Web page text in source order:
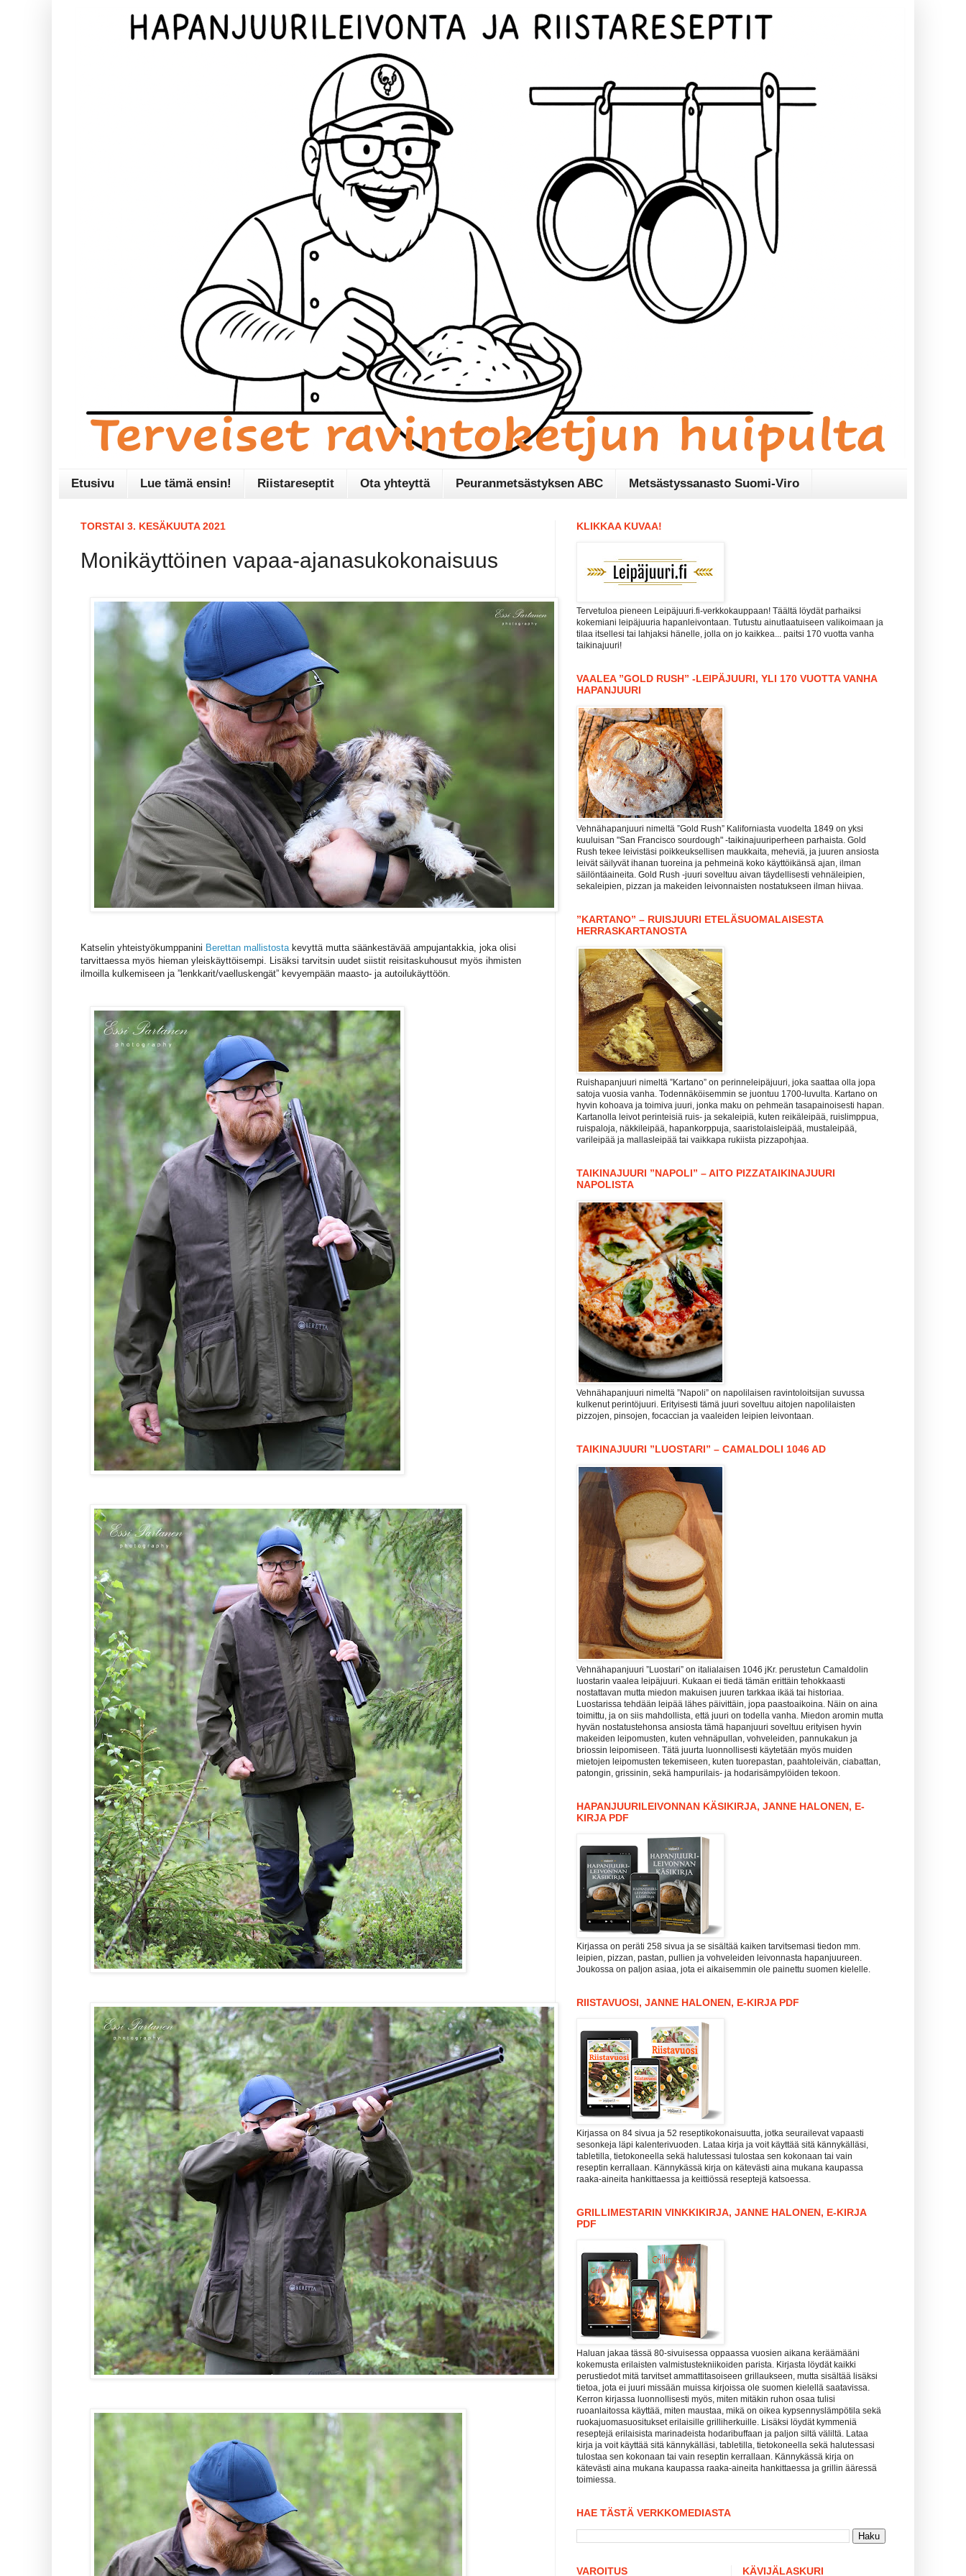
Etusivu Lue tämä ensin! Riistareseptit Ota yhteyttä Peuranmetsästyksen ABC Metsästyssanasto Suomi-Viro
TORSTAI 3. KESÄKUUTA 2021
Monikäyttöinen vapaa-ajanasukokonaisuus
Katselin yhteistyökumppanini Berettan mallistostakevyttä mutta säänkestävää ampujantakkia, joka olisi
tarvittaessa myös hieman yleiskäyttöisempi. Lisäksi tarvitsin uudet siistit reisitaskuhousut myös ihmisten
ilmoilla kulkemiseen ja ”lenkkarit/vaelluskengät” kevyempään maasto- ja autoilukäyttöön.
KLIKKAA KUVAA!
Tervetuloa pieneen Leipäjuuri.fi-verkkokauppaan! Täältä löydät parhaiksi
kokemiani leipäjuuria hapanleivontaan. Tutustu ainutlaatuiseen valikoimaan ja
tilaa itsellesi tai lahjaksi hänelle, jolla on jo kaikkea... paitsi 170 vuotta vanha
taikinajuuri!
VAALEA ”GOLD RUSH” -LEIPÄJUURI, YLI 170 VUOTTA VANHA
HAPANJUURI
Vehnähapanjuuri nimeltä ”Gold Rush” Kaliforniasta vuodelta 1849 on yksi
kuuluisan "San Francisco sourdough" -taikinajuuriperheen parhaista. Gold
Rush tekee leivistäsi poikkeuksellisen maukkaita, meheviä, ja juuren ansiosta
leivät säilyvät ihanan tuoreina ja pehmeinä koko käyttöikänsä ajan, ilman
säilöntäaineita. Gold Rush -juuri soveltuu aivan täydellisesti vehnäleipien,
sekaleipien, pizzan ja makeiden leivonnaisten nostatukseen ilman hiivaa.
”KARTANO” – RUISJUURI ETELÄSUOMALAISESTA
HERRASKARTANOSTA
Ruishapanjuuri nimeltä ”Kartano” on perinneleipäjuuri, joka saattaa olla jopa
satoja vuosia vanha. Todennäköisemmin se juontuu 1700-luvulta. Kartano on
hyvin kohoava ja toimiva juuri, jonka maku on pehmeän tasapainoisesti hapan.
Kartanolla leivot perinteisiä ruis- ja sekaleipiä, kuten reikäleipää, ruislimppua,
ruispaloja, näkkileipää, hapankorppuja, saaristolaisleipää, mustaleipää,
varileipää ja mallasleipää tai vaikkapa rukiista pizzapohjaa.
TAIKINAJUURI ”NAPOLI” – AITO PIZZATAIKINAJUURI
NAPOLISTA
Vehnähapanjuuri nimeltä ”Napoli” on napolilaisen ravintoloitsijan suvussa
kulkenut perintöjuuri. Erityisesti tämä juuri soveltuu aitojen napolilaisten
pizzojen, pinsojen, focaccian ja vaaleiden leipien leivontaan.
TAIKINAJUURI ”LUOSTARI” – CAMALDOLI 1046 AD
Vehnähapanjuuri ”Luostari” on italialaisen 1046 jKr. perustetun Camaldolin
luostarin vaalea leipäjuuri. Kukaan ei tiedä tämän erittäin tehokkaasti
nostattavan mutta miedon makuisen juuren tarkkaa ikää tai historiaa.
Luostarissa tehdään leipää lähes päivittäin, jopa paastoaikoina. Näin on aina
toimittu, ja on siis mahdollista, että juuri on todella vanha. Miedon aromin mutta
hyvän nostatustehonsa ansiosta tämä hapanjuuri soveltuu erityisen hyvin
makeiden leipomusten, kuten vehnäpullan, vohveleiden, pannukakun ja
briossin leipomiseen. Tätä juurta luonnollisesti käytetään myös muiden
mietojen leipomusten tekemiseen, kuten tuorepastan, paahtoleivän, ciabattan,
patongin, grissinin, sekä hampurilais- ja hodarisämpylöiden tekoon.
HAPANJUURILEIVONNAN KÄSIKIRJA, JANNE HALONEN, E-
KIRJA PDF
Kirjassa on peräti 258 sivua ja se sisältää kaiken tarvitsemasi tiedon mm.
leipien, pizzan, pastan, pullien ja vohveleiden leivonnasta hapanjuureen.
Joukossa on paljon asiaa, jota ei aikaisemmin ole painettu suomen kielelle.
RIISTAVUOSI, JANNE HALONEN, E-KIRJA PDF
Kirjassa on 84 sivua ja 52 reseptikokonaisuutta, jotka seurailevat vapaasti
sesonkeja läpi kalenterivuoden. Lataa kirja ja voit käyttää sitä kännykälläsi,
tabletilla, tietokoneella sekä halutessasi tulostaa sen kokonaan tai vain
reseptin kerrallaan. Kännykässä kirja on kätevästi aina mukana kaupassa
raaka-aineita hankittaessa ja keittiössä reseptejä katsoessa.
GRILLIMESTARIN VINKKIKIRJA, JANNE HALONEN, E-KIRJA
PDF
Haluan jakaa tässä 80-sivuisessa oppaassa vuosien aikana keräämääni
kokemusta erilaisten valmistustekniikoiden parista. Kirjasta löydät kaikki
perustiedot mitä tarvitset ammattitasoiseen grillaukseen, mutta sisältää lisäksi
tietoa, jota ei juuri missään muissa kirjoissa ole suomen kielellä saatavissa.
Kerron kirjassa luonnollisesti myös, miten mitäkin ruhon osaa tulisi
ruoanlaitossa käyttää, miten maustaa, mikä on oikea kypsennyslämpötila sekä
ruokajuomasuositukset erilaisille grilliherkuille. Lisäksi löydät kymmeniä
reseptejä erilaisista marinadeista hodaribuffaan ja paljon siltä väliltä. Lataa
kirja ja voit käyttää sitä kännykälläsi, tabletilla, tietokoneella sekä halutessasi
tulostaa sen kokonaan tai vain reseptin kerrallaan. Kännykässä kirja on
kätevästi aina mukana kaupassa raaka-aineita hankittaessa ja grillin ääressä
toimiessa.
HAE TÄSTÄ VERKKOMEDIASTA
VAROITUS KÄVIJÄLASKURI